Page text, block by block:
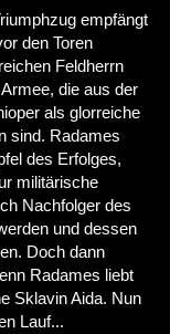
empfängt
den Toren
Feldherrn
die aus der
als glorreiche
sind. Radames
des Erfolges,
militärische
Nachfolger des
und dessen
Doch dann
Radames liebt
Sklavin Aida. Nun
Lauf...